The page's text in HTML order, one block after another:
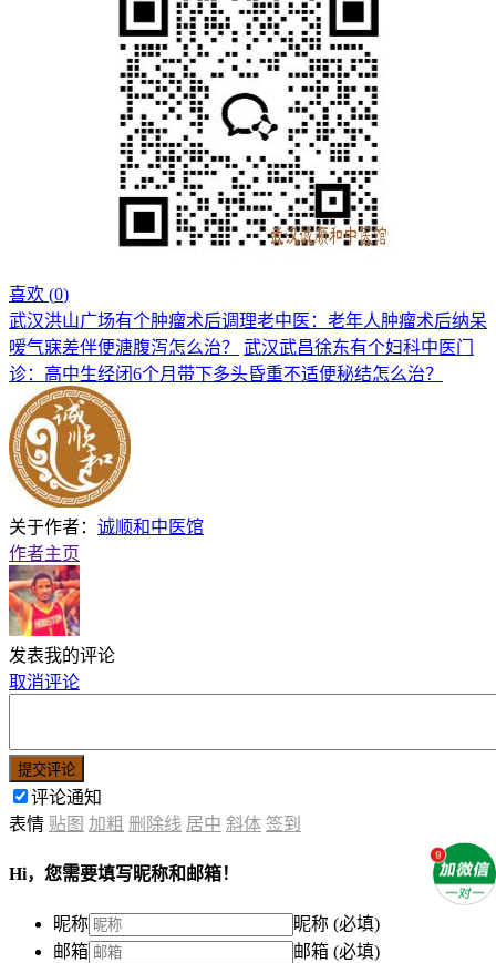
喜欢 (0)
武汉洪山广场有个肿瘤术后调理老中医：老年人肿瘤术后纳呆
嗳气寐差伴便溏腹泻怎么治？
武汉武昌徐东有个妇科中医门
诊：高中生经闭6个月带下多头昏重不适便秘结怎么治？
关于作者： 诚顺和中医馆
作者主页
发表我的评论
取消评论
提交评论
评论通知
表情 贴图 加粗 删除线 居中 斜体 签到
Hi，您需要填写昵称和邮箱！
昵称
昵称 (必填)
邮箱
邮箱 (必填)